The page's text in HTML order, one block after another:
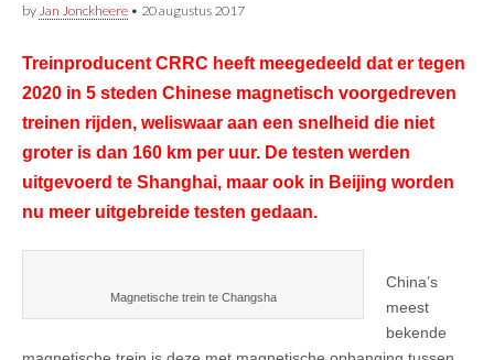
by Jan Jonckheere • 20 augustus 2017
Treinproducent CRRC heeft meegedeeld dat er tegen
2020 in 5 steden Chinese magnetisch voorgedreven
treinen rijden, weliswaar aan een snelheid die niet
groter is dan 160 km per uur. De testen werden
uitgevoerd te Shanghai, maar ook in Beijing worden
nu meer uitgebreide testen gedaan.
Magnetische trein te Changsha
China’s
meest
bekende